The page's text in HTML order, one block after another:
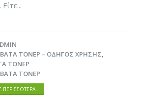
ΤΌΝΕΡ – ΟΔΗΓΌΣ ΧΡΉΣΗΣ,
ΤΌΝΕΡ
ΤΌΝΕΡ
ΠΕΡΙΣΣΌΤΕΡΑ…